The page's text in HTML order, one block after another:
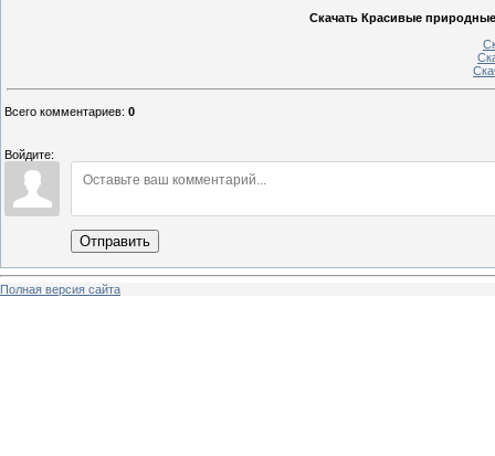
Скачать Красивые
Всего комментариев: 0
Войдите:
Отправить
Полная версия сайта